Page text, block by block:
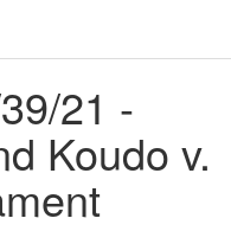
21 -
Koudo v.